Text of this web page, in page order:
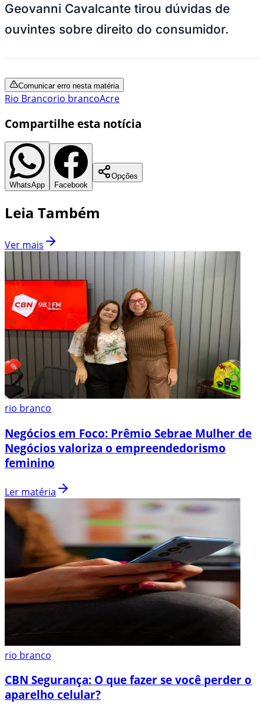
Geovanni Cavalcante tirou dúvidas de
ouvintes sobre direito do consumidor.
Comunicar erro nesta matéria
Rio Brancorio brancoAcre
Compartilhe esta notícia
WhatsApp Facebook
Opções
Leia Também
Ver mais
rio branco
Negócios em Foco: Prêmio Sebrae Mulher de
Negócios valoriza o empreendedorismo
feminino
Ler matéria
rio branco
CBN Segurança: O que fazer se você perder o
aparelho celular?